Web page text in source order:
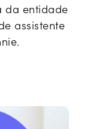
da entidade
assistente